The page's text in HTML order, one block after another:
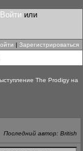
Войти или
| Зарегистрироваться
The Prodigy на
Последний автор: British